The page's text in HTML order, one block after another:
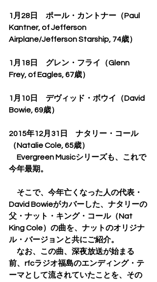
1月28日　ポール・カントナー（Paul
Kantner, of Jefferson
Airplane/Jefferson Starship, 74歳）
1月18日　グレン・フライ（Glenn
Frey, of Eagles, 67歳）
1月10日　デヴィッド・ボウイ（David
Bowie, 69歳）
2015年12月31日　ナタリー・コール
（Natalie Cole, 65歳）
Evergreen Musicシリーズも、これで
今年最期。
そこで、今年亡くなった人の代表・
David Bowieがカバーした、ナタリーの
父・ナット・キング・コール（Nat
King Cole）の曲を、ナットのオリジナ
ル・バージョンと共にご紹介。
なお、この曲、深夜放送が始まる
前、rfcラジオ福島のエンディング・テ
ーマとして流されていたことを、その